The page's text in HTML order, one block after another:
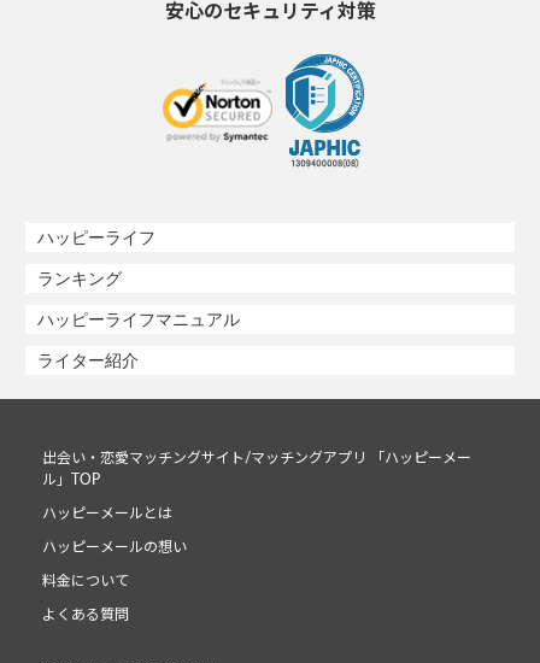
安心のセキュリティ対策
ハッピーライフ
ランキング
ハッピーライフマニュアル
ライター紹介
出会い・恋愛マッチングサイト/マッチングアプリ 「ハッピーメー
ル」TOP
ハッピーメールとは
ハッピーメールの想い
料金について
よくある質問